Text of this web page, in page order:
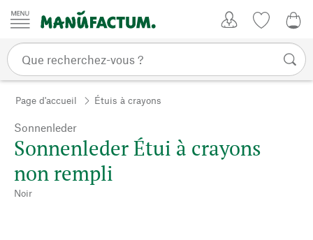
Passer au contenu
Page d'accueil Étuis à crayons
Sonnenleder
Sonnenleder Étui à crayons
non rempli
Noir